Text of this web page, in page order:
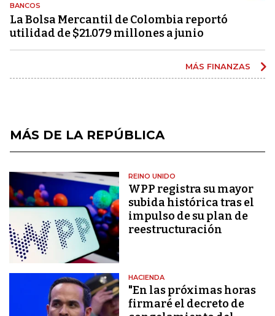
BANCOS
La Bolsa Mercantil de Colombia reportó
utilidad de $21.079 millones a junio
MÁS FINANZAS
MÁS DE LA REPÚBLICA
REINO UNIDO
WPP registra su mayor
subida histórica tras el
impulso de su plan de
reestructuración
HACIENDA
"En las próximas horas
firmaré el decreto de